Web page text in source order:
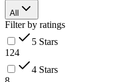
All
Filter by ratings
5 Stars
124
4 Stars